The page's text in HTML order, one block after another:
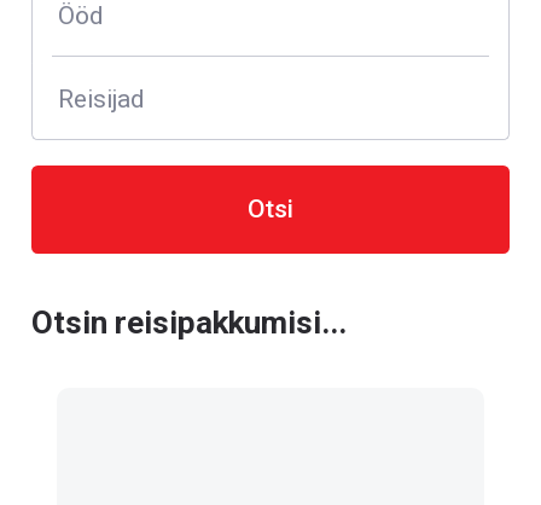
Ööd
Reisijad
Otsi
Otsin reisipakkumisi...